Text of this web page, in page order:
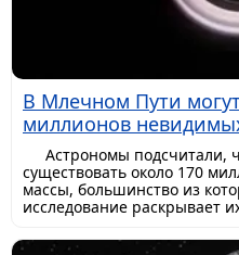
В Млечном Пути
миллионов
Астрономы подсчитали,
существовать около 170
массы, большинство из
исследование раскрывает